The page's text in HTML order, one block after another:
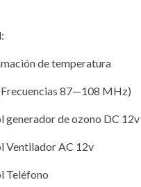
de temperatura
87—108 MHz)
de ozono DC 12v
AC 12v